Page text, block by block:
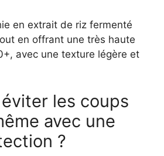
en extrait de riz fermenté
en offrant une très haute
avec une texture légère et
les coups
avec une
?